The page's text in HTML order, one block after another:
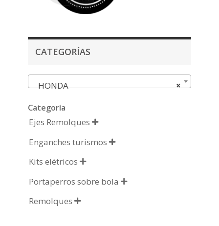
CATEGORÍAS
×
HONDA
Categoría
Ejes Remolques 
Enganches turismos 
Kits elétricos 
Portaperros sobre bola 
Remolques 